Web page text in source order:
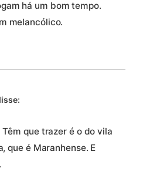
há um bom tempo.
melancólico.
que trazer é o do vila
que é Maranhense. E